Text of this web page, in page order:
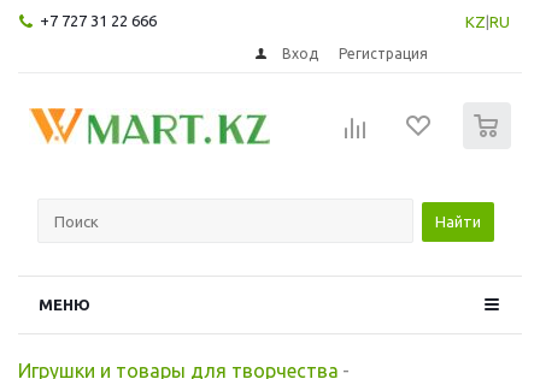
+7 727 31 22 666 KZ RU
Вход Регистрация
Найти
МЕНЮ
Игрушки и товары для творчества -